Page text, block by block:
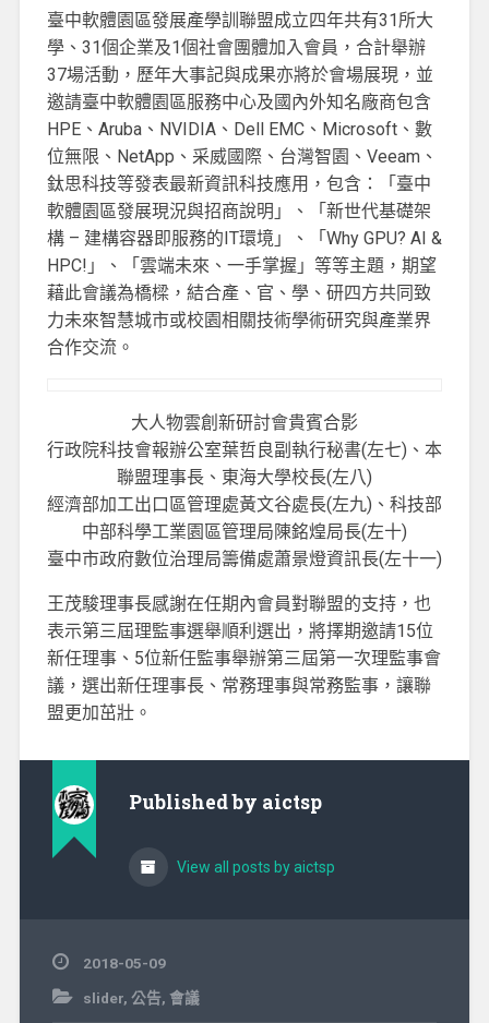
臺中軟體園區發展產學訓聯盟成立四年共有31所大
學、31個企業及1個社會團體加入會員，合計舉辦
37場活動，歷年大事記與成果亦將於會場展現，並
邀請臺中軟體園區服務中心及國內外知名廠商包含
HPE、Aruba、NVIDIA、Dell EMC、Microsoft、數
位無限、NetApp、采威國際、台灣智園、Veeam、
鈦思科技等發表最新資訊科技應用，包含：「臺中
軟體園區發展現況與招商說明」、「新世代基礎架
構 – 建構容器即服務的IT環境」、「Why GPU? AI &
HPC!」、「雲端未來、一手掌握」等等主題，期望
藉此會議為橋樑，結合產、官、學、研四方共同致
力未來智慧城市或校園相關技術學術研究與產業界
合作交流。
大人物雲創新研討會貴賓合影
行政院科技會報辦公室葉哲良副執行秘書(左七)、本
聯盟理事長、東海大學校長(左八)
經濟部加工出口區管理處黃文谷處長(左九)、科技部
中部科學工業園區管理局陳銘煌局長(左十)
臺中市政府數位治理局籌備處蕭景燈資訊長(左十一)
王茂駿理事長感謝在任期內會員對聯盟的支持，也
表示第三屆理監事選舉順利選出，將擇期邀請15位
新任理事、5位新任監事舉辦第三屆第一次理監事會
議，選出新任理事長、常務理事與常務監事，讓聯
盟更加茁壯。
Published by aictsp
View all posts by aictsp
2018-05-09
slider, 公告, 會議